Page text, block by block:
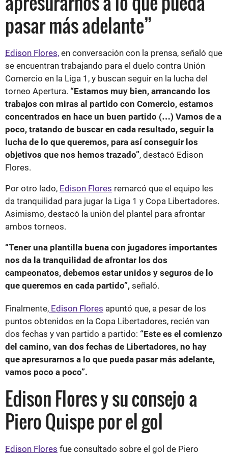
pasar más adelante”
Edison Flores, en conversación con la prensa, señaló que
se encuentran trabajando para el duelo contra Unión
Comercio en la Liga 1, y buscan seguir en la lucha del
torneo Apertura. “Estamos muy bien, arrancando los
trabajos con miras al partido con Comercio, estamos
concentrados en hace un buen partido (…) Vamos de a
poco, tratando de buscar en cada resultado, seguir la
lucha de lo que queremos, para así conseguir los
objetivos que nos hemos trazado”, destacó Edison
Flores.
Por otro lado, Edison Flores remarcó que el equipo les
da tranquilidad para jugar la Liga 1 y Copa Libertadores.
Asimismo, destacó la unión del plantel para afrontar
ambos torneos.
“Tener una plantilla buena con jugadores importantes
nos da la tranquilidad de afrontar los dos
campeonatos, debemos estar unidos y seguros de lo
que queremos en cada partido”, señaló.
Finalmente, Edison Flores apuntó que, a pesar de los
puntos obtenidos en la Copa Libertadores, recién van
dos fechas y van partido a partido: “Este es el comienzo
del camino, van dos fechas de Libertadores, no hay
que apresurarnos a lo que pueda pasar más adelante,
vamos poco a poco”.
Edison Flores y su consejo a
Piero Quispe por el gol
Edison Flores fue consultado sobre el gol de Piero